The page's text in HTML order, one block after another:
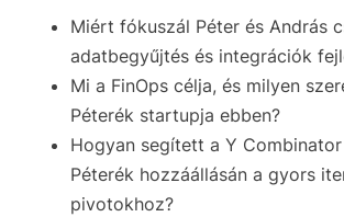
Miért fókuszál Péter és András
adatbegyűjtés és integrációk
Mi a FinOps célja, és milyen
Péterék startupja ebben?
Hogyan segített a Y
Péterék hozzáállásán a gyors
pivotokhoz?